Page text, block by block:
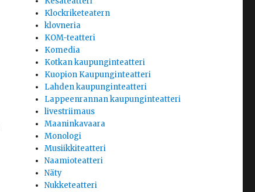
Klockriketeatern
klovneria
KOM-teatteri
Komedia
Kotkan kaupunginteatteri
Kuopion Kaupunginteatteri
Lahden kaupunginteatteri
Lappeenrannan kaupunginteatteri
livestriimaus
Maaninkavaara
Monologi
Musiikkiteatteri
Naamioteatteri
Näty
Nukketeatteri